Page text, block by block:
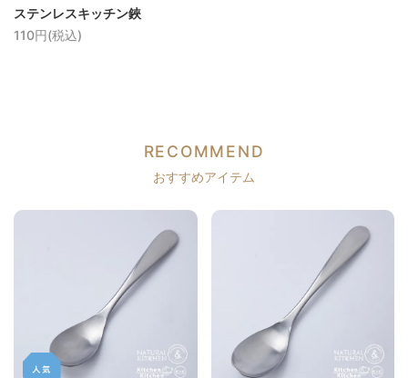
ステンレスキッチン鋏
110円(税込)
RECOMMEND
おすすめアイテム